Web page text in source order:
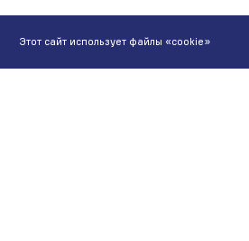
Этот сайт использует файлы «cookie»